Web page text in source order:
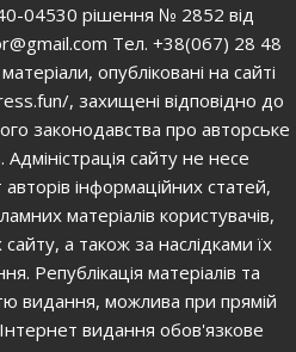
04530 рішення № 2852 від
Тел. +38(067) 28 48
опубліковані на сайті
, захищені відповідно до
законодавства про авторське
Адміністрація сайту не несе
авторів інформаційних статей,
матеріалів користувачів,
а також за наслідками їх
Републікація матеріалів та
видання, можлива при прямій
видання обов'язкове